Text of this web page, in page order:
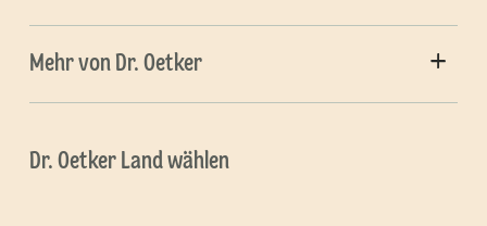
Mehr von Dr. Oetker
Dr. Oetker Land wählen